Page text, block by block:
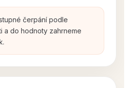
čerpání podle
a do hodnoty zahrneme